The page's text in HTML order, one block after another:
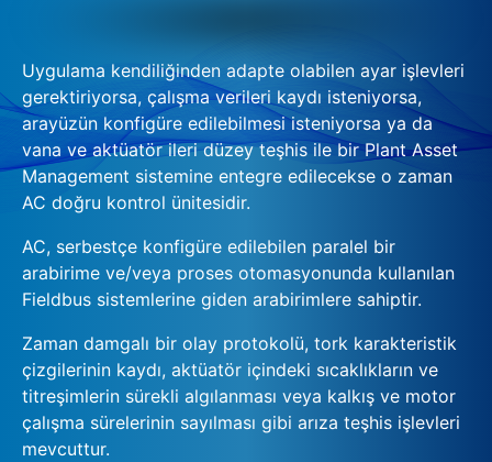
Uygulama kendiliğinden adapte olabilen ayar işlevleri
gerektiriyorsa, çalışma verileri kaydı isteniyorsa,
arayüzün konfigüre edilebilmesi isteniyorsa ya da
vana ve aktüatör ileri düzey teşhis ile bir Plant Asset
Management sistemine entegre edilecekse o zaman
AC doğru kontrol ünitesidir.
AC, serbestçe konfigüre edilebilen paralel bir
arabirime ve/veya proses otomasyonunda kullanılan
Fieldbus sistemlerine giden arabirimlere sahiptir.
Zaman damgalı bir olay protokolü, tork karakteristik
çizgilerinin kaydı, aktüatör içindeki sıcaklıkların ve
titreşimlerin sürekli algılanması veya kalkış ve motor
çalışma sürelerinin sayılması gibi arıza teşhis işlevleri
mevcuttur.